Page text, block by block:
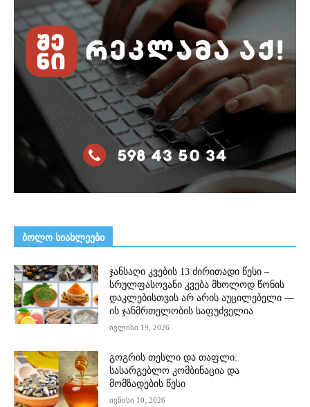
ᲑᲝᲚᲝ ᲡᲘᲐᲮᲚᲔᲔᲑᲘ
ჯანსაღი კვების 13 ძირითადი წესი –
სრულფასოვანი კვება მხოლოდ წონის
დაკლებისთვის არ არის აუცილებელი —
ის ჯანმრთელობის საფუძველია
ივლისი 19, 2026
გოგრის თესლი და თაფლი:
სასარგებლო კომბინაცია და
მომზადების წესი
ივნისი 10, 2026